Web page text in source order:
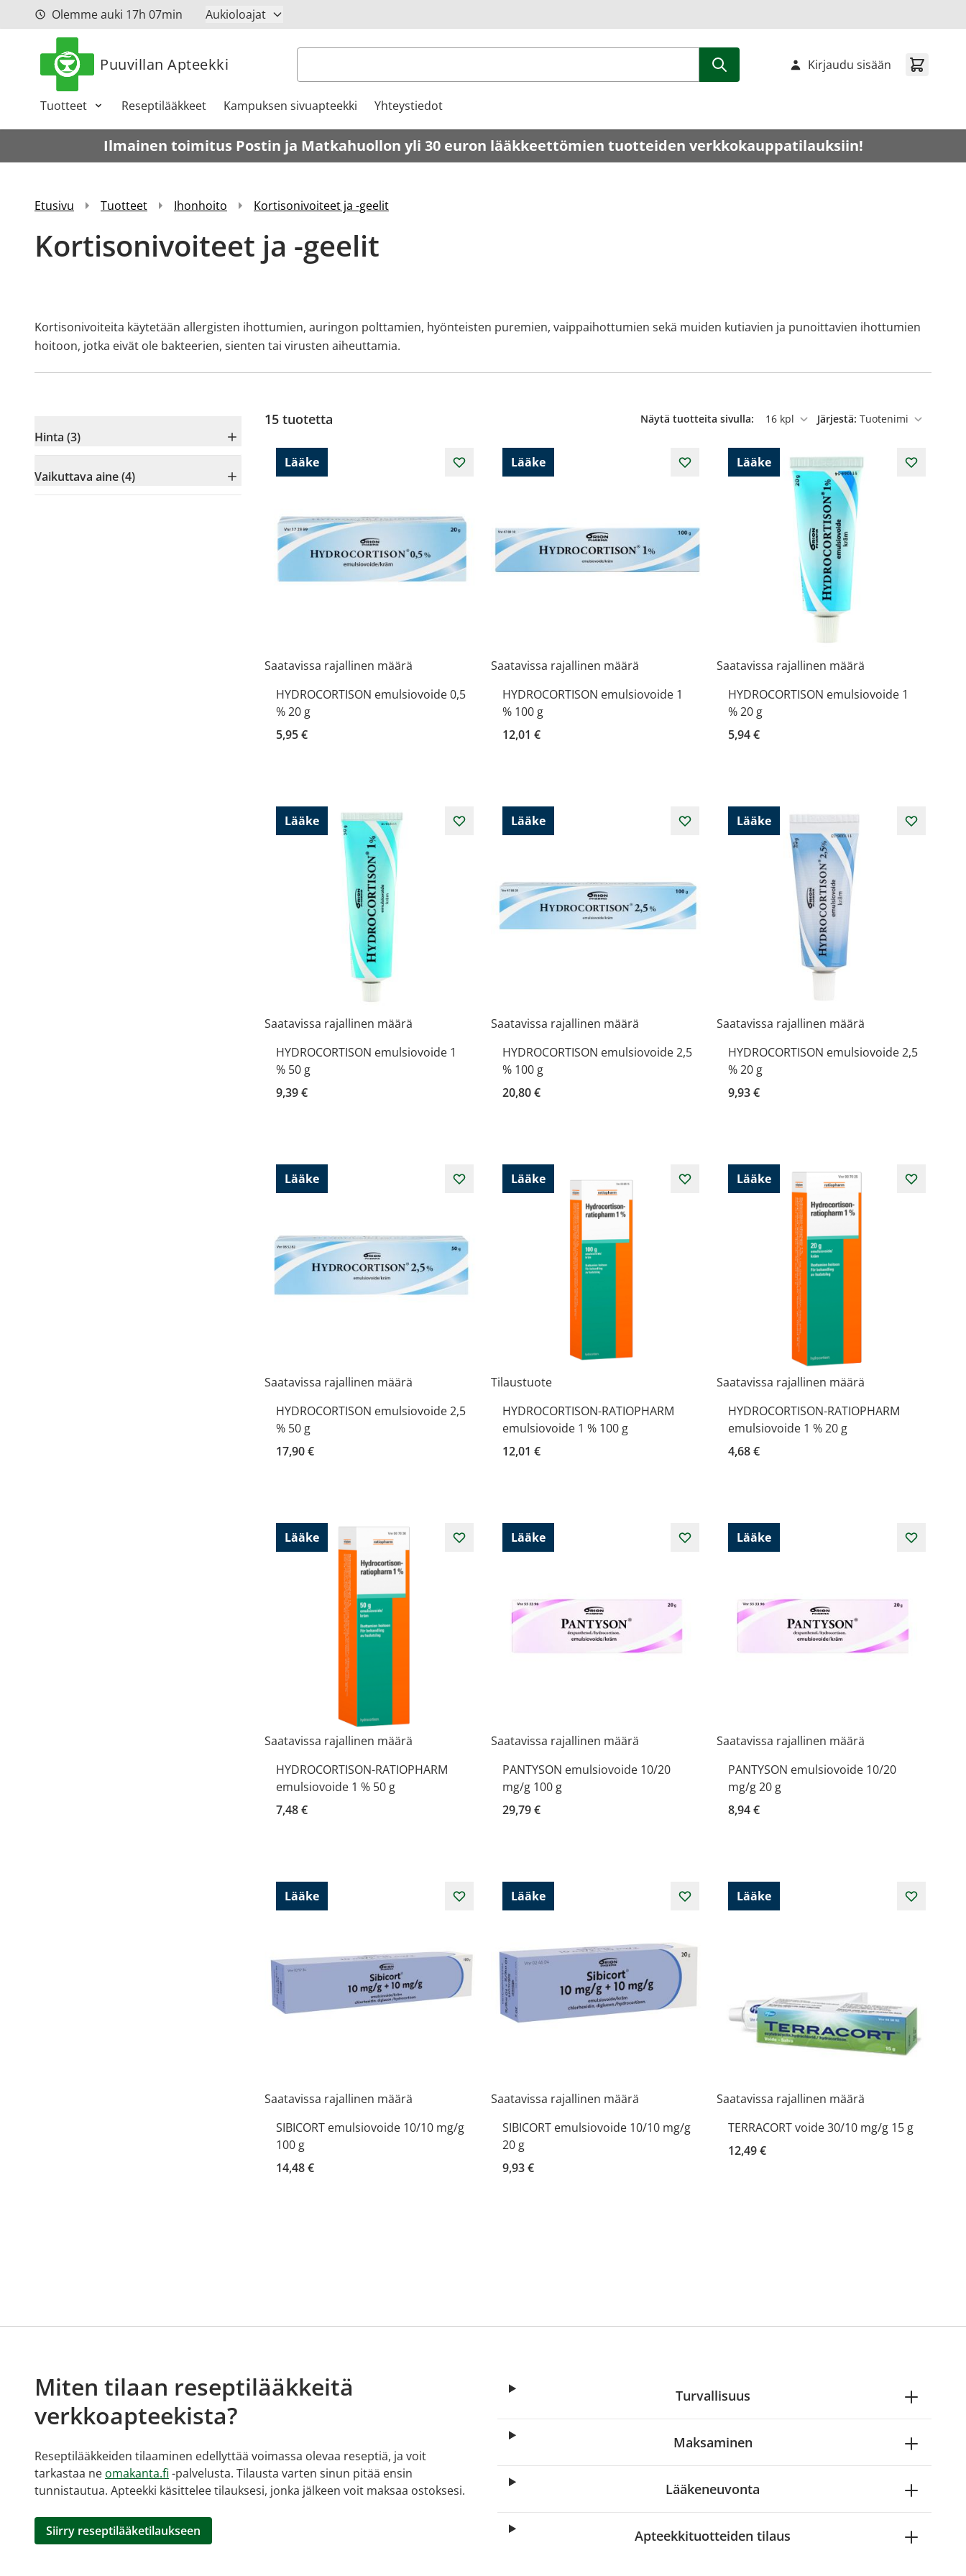
Siirry sisältöönOlemme auki 17h 07min Aukioloajat
Puuvillan Apteekki Haku
Tuotteet Reseptilääkkeet Kampuksen sivuapteekki Yhteystiedot
Kirjaudu sisään
Ilmainen toimitus Postin ja Matkahuollon yli 30 euron lääkkeettömien tuotteiden verkkokauppatilauksiin!
Etusivu Tuotteet Ihonhoito Kortisonivoiteet ja -geelit
Kortisonivoiteet ja -geelit
Kortisonivoiteita käytetään allergisten ihottumien, auringon polttamien, hyönteisten puremien, vaippaihottumien sekä muiden kutiavien ja punoittavien ihottumien
hoitoon, jotka eivät ole bakteerien, sienten tai virusten aiheuttamia.
Hinta (3)
Vaikuttava aine (4)
15 tuotetta Näytä tuotteita sivulla:
per sivu
Järjestä:
Lääke
Saatavissa rajallinen määrä
HYDROCORTISON emulsiovoide 0,5
% 20 g
5,95 €
Lääke
Saatavissa rajallinen määrä
HYDROCORTISON emulsiovoide 1
% 100 g
12,01 €
Lääke
Saatavissa rajallinen määrä
HYDROCORTISON emulsiovoide 1
% 20 g
5,94 €
Lääke
Saatavissa rajallinen määrä
HYDROCORTISON emulsiovoide 1
% 50 g
9,39 €
Lääke
Saatavissa rajallinen määrä
HYDROCORTISON emulsiovoide 2,5
% 100 g
20,80 €
Lääke
Saatavissa rajallinen määrä
HYDROCORTISON emulsiovoide 2,5
% 20 g
9,93 €
Lääke
Saatavissa rajallinen määrä
HYDROCORTISON emulsiovoide 2,5
% 50 g
17,90 €
Lääke
Tilaustuote
HYDROCORTISON-RATIOPHARM
emulsiovoide 1 % 100 g
12,01 €
Lääke
Saatavissa rajallinen määrä
HYDROCORTISON-RATIOPHARM
emulsiovoide 1 % 20 g
4,68 €
Lääke
Saatavissa rajallinen määrä
HYDROCORTISON-RATIOPHARM
emulsiovoide 1 % 50 g
7,48 €
Lääke
Saatavissa rajallinen määrä
PANTYSON emulsiovoide 10/20
mg/g 100 g
29,79 €
Lääke
Saatavissa rajallinen määrä
PANTYSON emulsiovoide 10/20
mg/g 20 g
8,94 €
Lääke
Saatavissa rajallinen määrä
SIBICORT emulsiovoide 10/10 mg/g
100 g
14,48 €
Lääke
Saatavissa rajallinen määrä
SIBICORT emulsiovoide 10/10 mg/g
20 g
9,93 €
Lääke
Saatavissa rajallinen määrä
TERRACORT voide 30/10 mg/g 15 g
12,49 €
Miten tilaan reseptilääkkeitä
verkkoapteekista?
Reseptilääkkeiden tilaaminen edellyttää voimassa olevaa reseptiä, ja voit
tarkastaa ne omakanta.fi -palvelusta. Tilausta varten sinun pitää ensin
tunnistautua. Apteekki käsittelee tilauksesi, jonka jälkeen voit maksaa ostoksesi.
Siirry reseptilääketilaukseen
Turvallisuus
Maksaminen
Lääkeneuvonta
Apteekkituotteiden tilaus